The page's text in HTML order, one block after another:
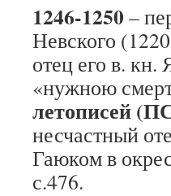
1246-1250 –
Невского
отец его в.
«нужною
летописей
несчастный
Гаюком в
с.476.